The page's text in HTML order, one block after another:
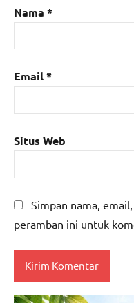
Nama *
Email*
Situs Web
Simpan nama,
peramban ini untuk